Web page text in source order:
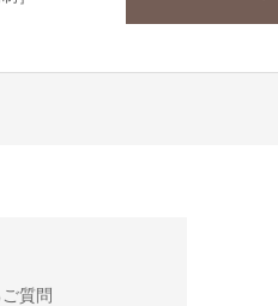
質問